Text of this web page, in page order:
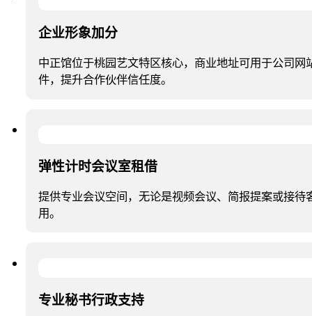
企业形象加分
中正馆位于桃园艺文特区核心，商业地址可用于公司网
件，提升合作伙伴信任度。
弹性计时会议室租借
提供专业会议空间，无论是视频会议、简报提案或接待
用。
专业秘书行政支持